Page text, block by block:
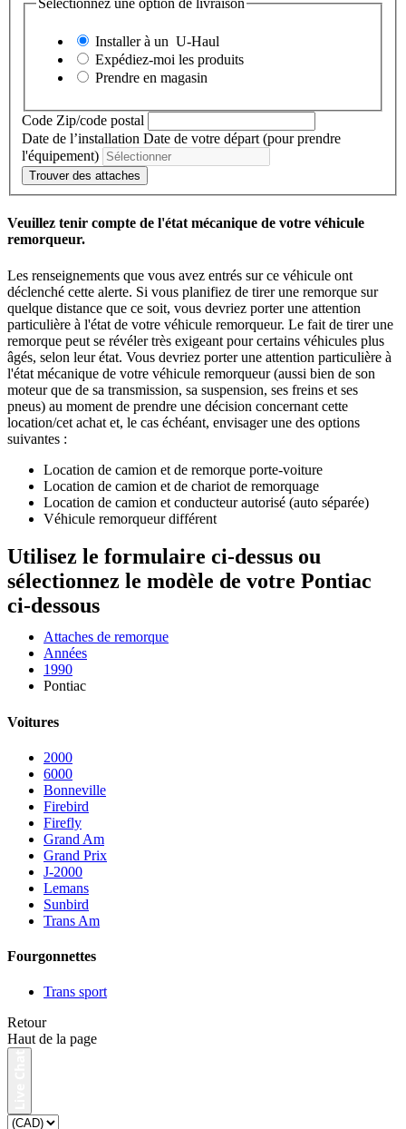
Sélectionnez une option de livraison
Installer à un U-Haul
Expédiez-moi les produits
Prendre en magasin
Code Zip/code postal
Date de l’installation Date de votre départ (pour prendre
l'équipement)
Trouver des attaches
Veuillez tenir compte de l'état mécanique de votre véhicule
remorqueur.
Les renseignements que vous avez entrés sur ce véhicule ont
déclenché cette alerte. Si vous planifiez de tirer une remorque sur
quelque distance que ce soit, vous devriez porter une attention
particulière à l'état de votre véhicule remorqueur. Le fait de tirer une
remorque peut se révéler très exigeant pour certains véhicules plus
âgés, selon leur état. Vous devriez porter une attention particulière à
l'état mécanique de votre véhicule remorqueur (aussi bien de son
moteur que de sa transmission, sa suspension, ses freins et ses
pneus) au moment de prendre une décision concernant cette
location/cet achat et, le cas échéant, envisager une des options
suivantes :
Location de camion et de remorque porte-voiture
Location de camion et de chariot de remorquage
Location de camion et conducteur autorisé (auto séparée)
Véhicule remorqueur différent
Utilisez le formulaire ci-dessus ou
sélectionnez le modèle de votre Pontiac
ci-dessous
Attaches de remorque
Années
1990
Pontiac
Voitures
2000
6000
Bonneville
Firebird
Firefly
Grand Am
Grand Prix
J-2000
Lemans
Sunbird
Trans Am
Fourgonnettes
Trans sport
Retour
Haut de la page